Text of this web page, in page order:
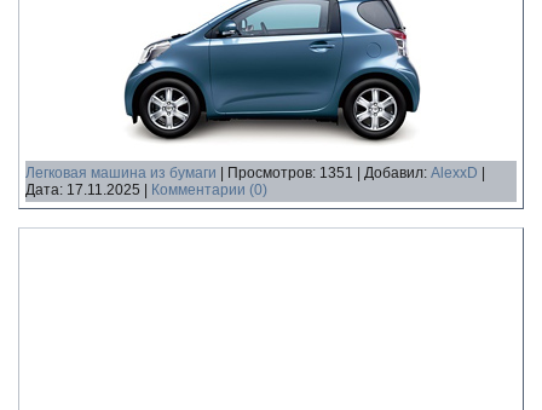
Легковая машина из бумаги Просмотров: 1351 Добавил: AlexxD
Дата: 17.11.2025 Комментарии (0)